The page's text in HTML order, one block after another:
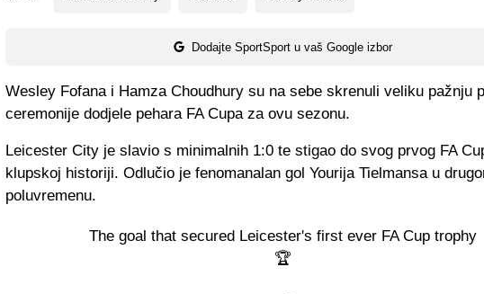
Dodajte SportSport u vaš Google izbor
Wesley Fofana i Hamza Choudhury su na sebe skrenuli veliku pažnju
ceremonije dodjele pehara FA Cupa za ovu sezonu.
Leicester City je slavio s minimalnih 1:0 te stigao do svog prvog FA
klupskoj historiji. Odlučio je fenomanalan gol Yourija Tielmansa u
poluvremenu.
The goal that secured Leicester's first ever FA Cup trophy
🏆